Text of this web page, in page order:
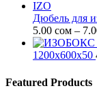
Дюбель для
5.00 сом –
1200х600х50
Featured Products